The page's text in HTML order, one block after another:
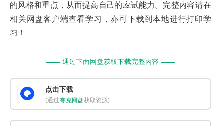
的风格和重点，从而提高自己的应试能力。完整内容请在
相关网盘客户端查看学习，亦可下载到本地进行打印学
习！
—— 通过下面网盘获取下载完整内容 ——
点击下载
(通过夸克网盘获取资源)